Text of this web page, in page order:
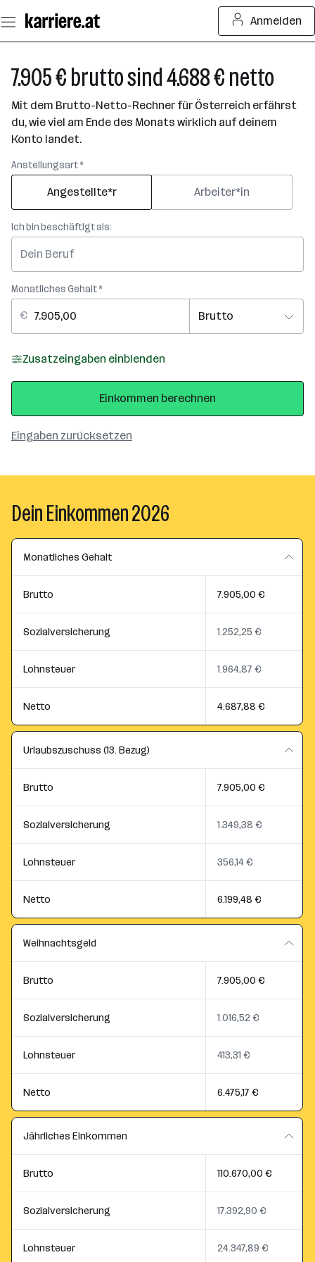
Seiteninhalt
springen
Anmelden
7.905 € brutto sind 4.688 € netto
Mit dem Brutto-Netto-Rechner für Österreich erfährst
du, wie viel am Ende des Monats wirklich auf deinem
Konto landet.
Anstellungsart *
Angestellte*r Arbeiter*in
Ich bin beschäftigt als:
Monatliches Gehalt *
Zusatzeingaben einblenden
Eingaben zurücksetzen
Einkommen berechnen
Dein Einkommen 2026
Monatliches Gehalt
Brutto 7.905,00 €
Sozialversicherung 1.252,25 €
Lohnsteuer 1.964,87 €
Netto 4.687,88 €
Urlaubszuschuss (13. Bezug)
Brutto 7.905,00 €
Sozialversicherung 1.349,38 €
Lohnsteuer 356,14 €
Netto 6.199,48 €
Weihnachtsgeld
Brutto 7.905,00 €
Sozialversicherung 1.016,52 €
Lohnsteuer 413,31 €
Netto 6.475,17 €
Jährliches Einkommen
Brutto 110.670,00 €
Sozialversicherung 17.392,90 €
Lohnsteuer 24.347,89 €